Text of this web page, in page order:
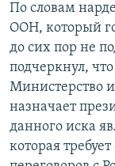
По словам
ООН, который
до сих пор не
подчеркнул,
Министерство
назначает
данного иска
которая